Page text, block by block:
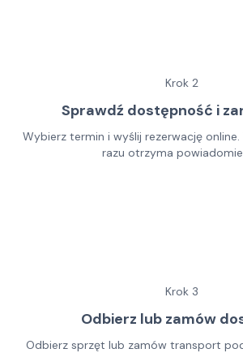
Krok 2
Sprawdź dostępność i
Wybierz termin i wyślij rezerwację
razu otrzyma
Krok 3
Odbierz lub zamów
Odbierz sprzęt lub zamów transport